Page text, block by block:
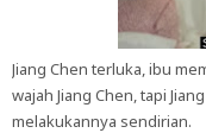
Jiang Chen terluka, ibu
wajah Jiang Chen, tapi
melakukannya sendirian.